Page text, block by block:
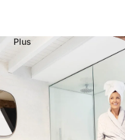
Plus